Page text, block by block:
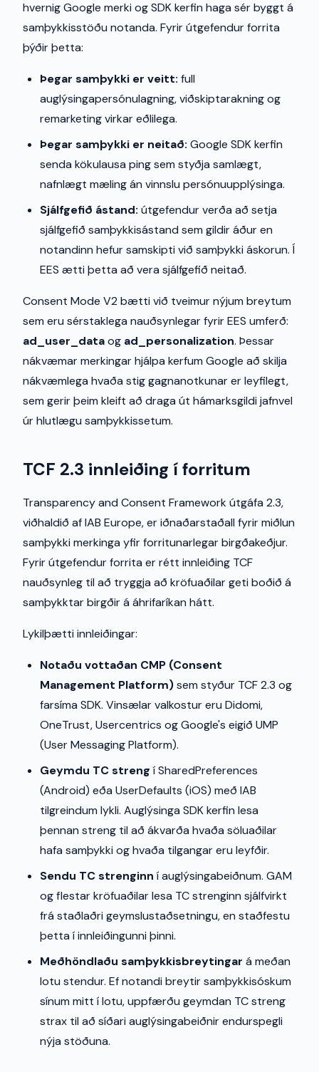
hvernig Google merki og SDK kerfin haga sér byggt á
samþykkisstöðu notanda. Fyrir útgefendur forrita
þýðir þetta:
Þegar samþykki er veitt: full
auglýsingapersónulagning, viðskiptarakning og
remarketing virkar eðlilega.
Þegar samþykki er neitað: Google SDK kerfin
senda kökulausa ping sem styðja samlægt,
nafnlægt mæling án vinnslu persónuupplýsinga.
Sjálfgefið ástand: útgefendur verða að setja
sjálfgefið samþykkisástand sem gildir áður en
notandinn hefur samskipti við samþykki áskorun. Í
EES ætti þetta að vera sjálfgefið neitað.
Consent Mode V2 bætti við tveimur nýjum breytum
sem eru sérstaklega nauðsynlegar fyrir EES umferð:
ad_user_dataog ad_personalization. Þessar
nákvæmar merkingar hjálpa kerfum Google að skilja
nákvæmlega hvaða stig gagnanotkunar er leyfilegt,
sem gerir þeim kleift að draga út hámarksgildi jafnvel
úr hlutlægu samþykkissetum.
TCF 2.3 innleiðing í forritum
Transparency and Consent Framework útgáfa 2.3,
viðhaldið af IAB Europe, er iðnaðarstaðall fyrir miðlun
samþykki merkinga yfir forritunarlegar birgðakeðjur.
Fyrir útgefendur forrita er rétt innleiðing TCF
nauðsynleg til að tryggja að kröfuaðilar geti boðið á
samþykktar birgðir á áhrifaríkan hátt.
Lykilþætti innleiðingar:
Notaðu vottaðan CMP (Consent
Management Platform)sem styður TCF 2.3 og
farsíma SDK. Vinsælar valkostur eru Didomi,
OneTrust, Usercentrics og Google's eigið UMP
(User Messaging Platform).
Geymdu TC strengí SharedPreferences
(Android) eða UserDefaults (iOS) með IAB
tilgreindum lykli. Auglýsinga SDK kerfin lesa
þennan streng til að ákvarða hvaða söluaðilar
hafa samþykki og hvaða tilgangar eru leyfðir.
Sendu TC strenginní auglýsingabeiðnum. GAM
og flestar kröfuaðilar lesa TC strenginn sjálfvirkt
frá staðlaðri geymslustaðsetningu, en staðfestu
þetta í innleiðingunni þinni.
Meðhöndlaðu samþykkisbreytingar á meðan
lotu stendur. Ef notandi breytir samþykkisóskum
sínum mitt í lotu, uppfærðu geymdan TC streng
strax til að síðari auglýsingabeiðnir endurspegli
nýja stöðuna.